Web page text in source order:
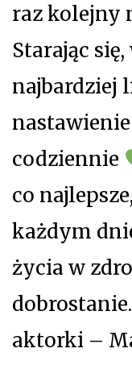
raz kolejny
Starając
najbardziej
codziennie
co
każdym
życia w
aktorki –